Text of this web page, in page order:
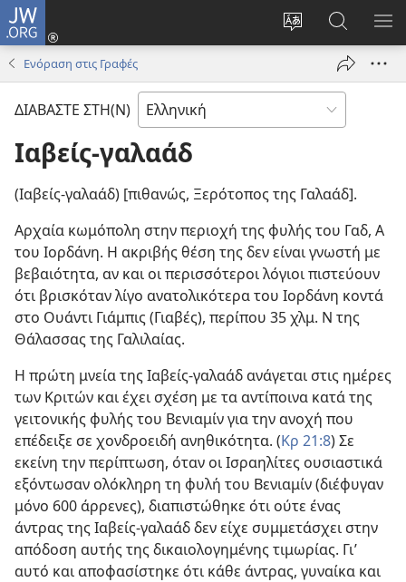
JW.ORG
Αλλαγή
γλώσσας
ιστότοπου
Σύνδεση
(ανοίγει
παράθυρο)
στο
JW.ORG
Ενόραση στις Γραφές
ΔΙΑΒΑΣΤΕ ΣΤΗ(Ν)
Ιαβείς-γαλαάδ
(Ιαβείς-γαλαάδ) [πιθανώς, Ξερότοπος της Γαλαάδ].
Αρχαία κωμόπολη στην περιοχή της φυλής του Γαδ, Α
του Ιορδάνη. Η ακριβής θέση της δεν είναι γνωστή με
βεβαιότητα, αν και οι περισσότεροι λόγιοι πιστεύουν
ότι βρισκόταν λίγο ανατολικότερα του Ιορδάνη κοντά
στο Ουάντι Γιάμπις (Γιαβές), περίπου 35 χλμ. Ν της
Θάλασσας της Γαλιλαίας.
Η πρώτη μνεία της Ιαβείς-γαλαάδ ανάγεται στις ημέρες
των Κριτών και έχει σχέση με τα αντίποινα κατά της
γειτονικής φυλής του Βενιαμίν για την ανοχή που
επέδειξε σε χονδροειδή ανηθικότητα. (Κρ 21:8) Σε
εκείνη την περίπτωση, όταν οι Ισραηλίτες ουσιαστικά
εξόντωσαν ολόκληρη τη φυλή του Βενιαμίν (διέφυγαν
μόνο 600 άρρενες), διαπιστώθηκε ότι ούτε ένας
άντρας της Ιαβείς-γαλαάδ δεν είχε συμμετάσχει στην
απόδοση αυτής της δικαιολογημένης τιμωρίας. Γι’
αυτό και αποφασίστηκε ότι κάθε άντρας, γυναίκα και